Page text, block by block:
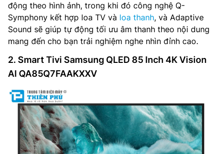
động theo hình ảnh, trong khi đó công nghệ Q-
Symphony kết hợp loa TV và loa thanh, và Adaptive
Sound sẽ giúp tự động tối ưu âm thanh theo nội dung
mang đến cho bạn trải nghiệm nghe nhìn đỉnh cao.
2. Smart Tivi Samsung QLED 85 Inch 4K Vision
AI QA85Q7FAAKXXV